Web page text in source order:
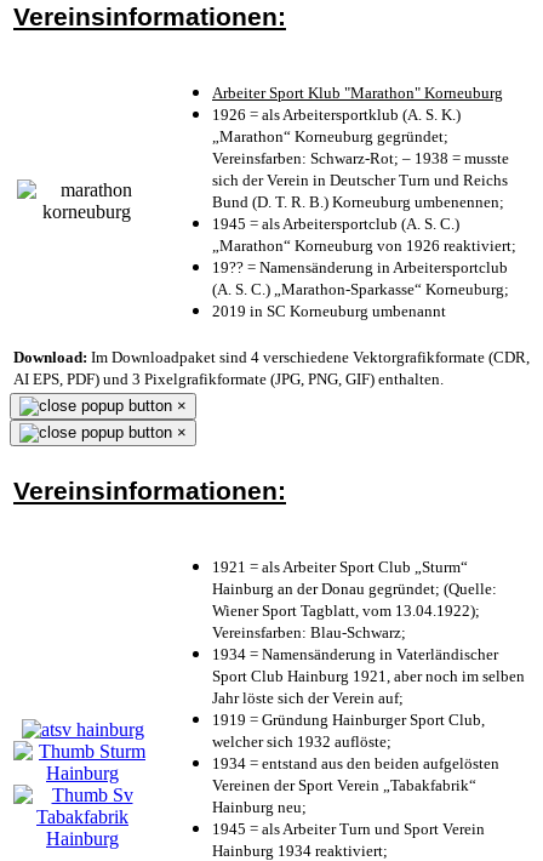
Vereinsinformationen:
Arbeiter Sport Klub "Marathon" Korneuburg
1926 = als Arbeitersportklub (A. S. K.)
„Marathon“ Korneuburg gegründet;
Vereinsfarben: Schwarz-Rot; – 1938 = musste
sich der Verein in Deutscher Turn und Reichs
Bund (D. T. R. B.) Korneuburg umbenennen;
1945 = als Arbeitersportclub (A. S. C.)
„Marathon“ Korneuburg von 1926 reaktiviert;
19?? = Namensänderung in Arbeitersportclub
(A. S. C.) „Marathon-Sparkasse“ Korneuburg;
2019 in SC Korneuburg umbenannt
Download: Im Downloadpaket sind 4 verschiedene Vektorgrafikformate (CDR,
AI EPS, PDF) und 3 Pixelgrafikformate (JPG, PNG, GIF) enthalten.
×
×
Vereinsinformationen:
1921 = als Arbeiter Sport Club „Sturm“
Hainburg an der Donau gegründet; (Quelle:
Wiener Sport Tagblatt, vom 13.04.1922);
Vereinsfarben: Blau-Schwarz;
1934 = Namensänderung in Vaterländischer
Sport Club Hainburg 1921, aber noch im selben
Jahr löste sich der Verein auf;
1919 = Gründung Hainburger Sport Club,
welcher sich 1932 auflöste;
1934 = entstand aus den beiden aufgelösten
Vereinen der Sport Verein „Tabakfabrik“
Hainburg neu;
1945 = als Arbeiter Turn und Sport Verein
Hainburg 1934 reaktiviert;